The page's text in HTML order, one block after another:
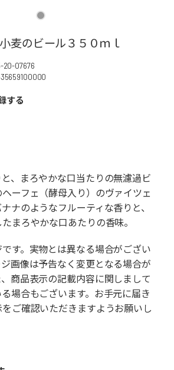
麦のビール３５０ｍｌ
20-07676
する
、まろやかな口当たりの無濾過ビ
ーフェ（酵母入り）のヴァイツェ
ナのようなフルーティな香りと、
まろやかな口あたりの香味。
す。実物とは異なる場合がござい
画像は予告なく変更となる場合が
商品表示の記載内容に関しまして
場合もございます。お手元に届き
ご確認いただきますようお願いし